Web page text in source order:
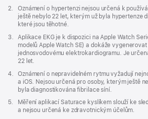
v novém
okně)
Poznámka
2.
Oznámení o hypertenzi nejsou určená k
ještě nebylo 22 let, kterým už byla hypertenze
které jsou těhotné.
Poznámka
3.
Aplikace EKG je k dispozici na Apple Watch
modelů Apple Watch SE) a dokáže vygenerovat
jednosvodovému elektrokardiogramu. Je
22 let.
Poznámka
4.
Oznámení o nepravidelném rytmu vyžadují
a iOS. Nejsou určená pro osoby, kterým ještě
byla diagnostikována fibrilace síní.
Poznámka
5.
Měření aplikací Saturace kyslíkem slouží ke
a nejsou určená ke zdravotnickým účelům.